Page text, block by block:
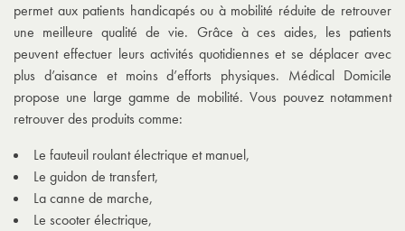
permet aux patients handicapés ou à mobilité réduite de retrouver
une meilleure qualité de vie. Grâce à ces aides, les patients
peuvent effectuer leurs activités quotidiennes et se déplacer avec
plus d’aisance et moins d’efforts physiques. Médical Domicile
propose une large gamme de mobilité. Vous pouvez notamment
retrouver des produits comme:
Le fauteuil roulant électrique et manuel,
Le guidon de transfert,
La canne de marche,
Le scooter électrique,